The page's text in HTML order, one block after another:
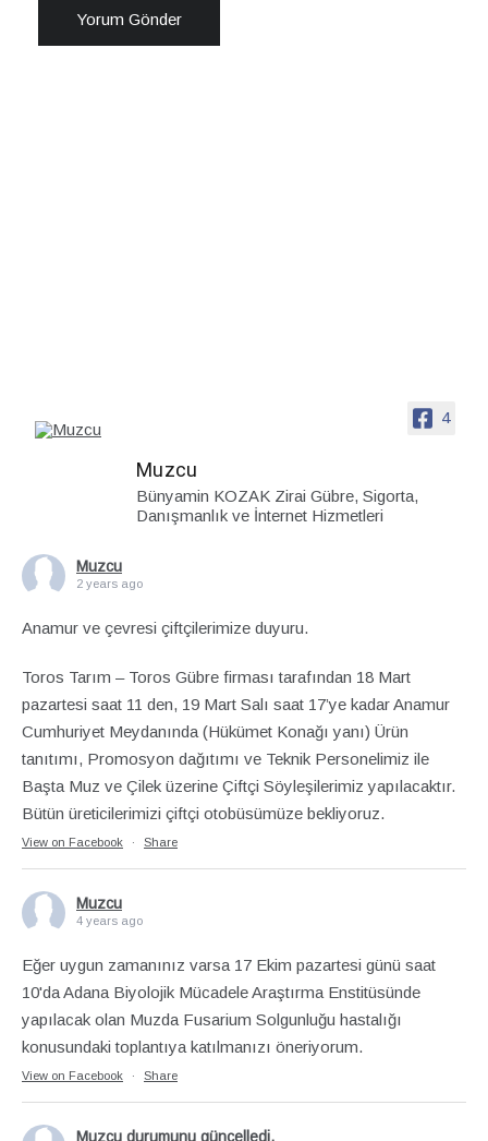
4
Muzcu
Bünyamin KOZAK Zirai Gübre, Sigorta,
Danışmanlık ve İnternet Hizmetleri
Muzcu
2 years ago
Anamur ve çevresi çiftçilerimize duyuru.
Toros Tarım – Toros Gübre firması tarafından 18 Mart
pazartesi saat 11 den, 19 Mart Salı saat 17’ye kadar Anamur
Cumhuriyet Meydanında (Hükümet Konağı yanı) Ürün
tanıtımı, Promosyon dağıtımı ve Teknik Personelimiz ile
Başta Muz ve Çilek üzerine Çiftçi Söyleşilerimiz yapılacaktır.
Bütün üreticilerimizi çiftçi otobüsümüze bekliyoruz.
View on Facebook · Share
Muzcu
4 years ago
Eğer uygun zamanınız varsa 17 Ekim pazartesi günü saat
10'da Adana Biyolojik Mücadele Araştırma Enstitüsünde
yapılacak olan Muzda Fusarium Solgunluğu hastalığı
konusundaki toplantıya katılmanızı öneriyorum.
View on Facebook · Share
Muzcu durumunu güncelledi.